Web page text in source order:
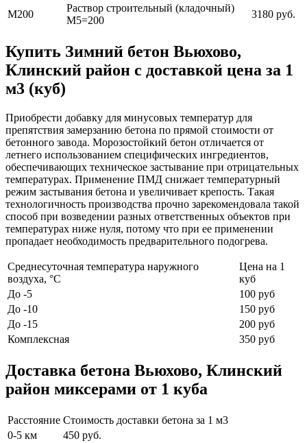
М200
Раствор строительный (кладочный)
М5=200
3180 руб.
Купить Зимний бетон Вьюхово,
Клинский район с доставкой цена за 1
м3 (куб)
Приобрести добавку для минусовых температур для
препятствия замерзанию бетона по прямой стоимости от
бетонного завода. Морозостойкий бетон отличается от
летнего использованием специфических ингредиентов,
обеспечивающих техническое застывание при отрицательных
температурах. Применение ПМД снижает температурный
режим застывания бетона и увеличивает крепость. Такая
технологичность производства прочно зарекомендовала такой
способ при возведении разных ответственных объектов при
температурах ниже нуля, потому что при ее применении
пропадает необходимость предварительного подогрева.
Среднесуточная температура наружного
воздуха, °C
Цена на 1
куб
До -5
100 руб
До -10
150 руб
До -15
200 руб
Комплексная
350 руб
Доставка бетона Вьюхово, Клинский
район миксерами от 1 куба
Расстояние Стоимость доставки бетона за 1 м3
0-5 км
450 руб.